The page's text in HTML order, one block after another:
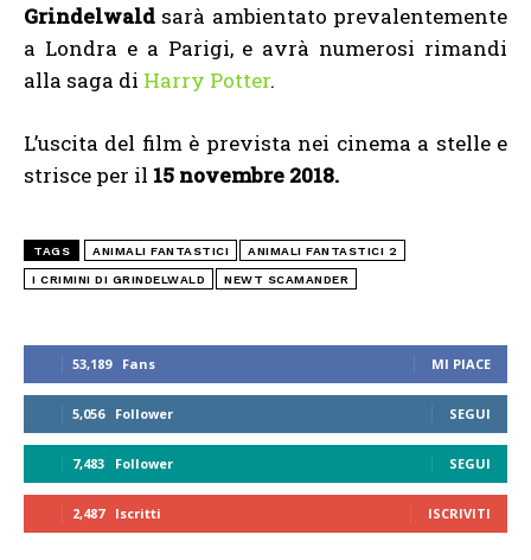
53,189 Fans MI PIACE
5,056 Follower SEGUI
7,483 Follower SEGUI
2,487 Iscritti ISCRIVITI
Grindelwald sarà ambientato prevalentemente
a Londra e a Parigi, e avrà numerosi rimandi
alla saga di Harry Potter.
L’uscita del film è prevista nei cinema a stelle e
strisce per il 15 novembre 2018.
TAGS ANIMALI FANTASTICI ANIMALI FANTASTICI 2
I CRIMINI DI GRINDELWALD NEWT SCAMANDER